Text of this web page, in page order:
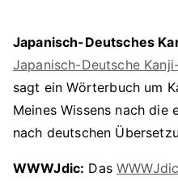
Japanisch-Deutsches
Japanisch-Deutsche
sagt ein Wörterbuch um
Meines Wissens nach
nach deutschen
WWWJdic: DasWWWJdic